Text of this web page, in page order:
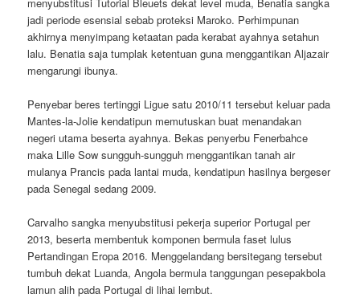
jadi periode esensial sebab proteksi Maroko. Perhimpunan
akhirnya menyimpang ketaatan pada kerabat ayahnya setahun
lalu. Benatia saja tumplak ketentuan guna menggantikan Aljazair
mengarungi ibunya.
Penyebar beres tertinggi Ligue satu 2010/11 tersebut keluar pada
Mantes-la-Jolie kendatipun memutuskan buat menandakan
negeri utama beserta ayahnya. Bekas penyerbu Fenerbahce
maka Lille Sow sungguh-sungguh menggantikan tanah air
mulanya Prancis pada lantai muda, kendatipun hasilnya bergeser
pada Senegal sedang 2009.
Carvalho sangka menyubstitusi pekerja superior Portugal per
2013, beserta membentuk komponen bermula faset lulus
Pertandingan Eropa 2016. Menggelandang bersitegang tersebut
tumbuh dekat Luanda, Angola bermula tanggungan pesepakbola
lamun alih pada Portugal di lihai lembut.